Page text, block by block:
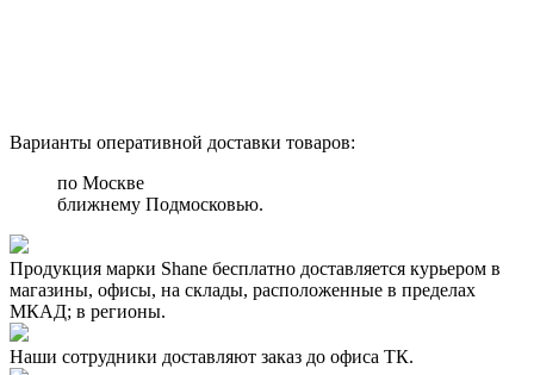
Варианты оперативной доставки товаров:
по Москве
ближнему Подмосковью.
Продукция марки Shane бесплатно доставляется курьером в
магазины, офисы, на склады, расположенные в пределах
МКАД; в регионы.
Наши сотрудники доставляют заказ до офиса ТК.